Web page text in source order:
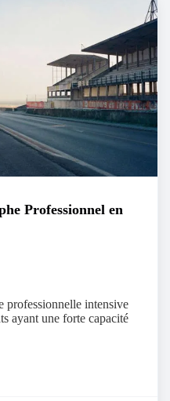
Professionnel en
professionnelle intensive
ayant une forte capacité